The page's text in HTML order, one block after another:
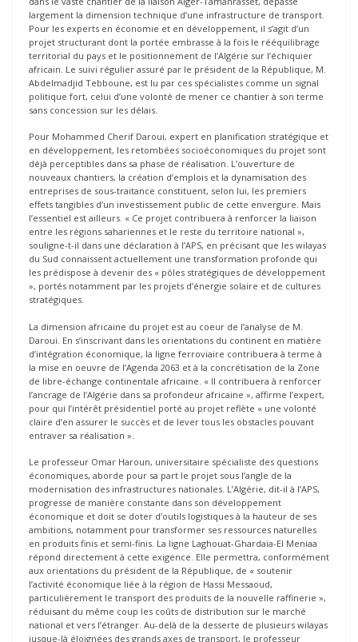
largement la dimension technique d’une infrastructure de transport.
Pour les experts en économie et en développement, il s’agit d’un
projet structurant dont la portée embrasse à la fois le rééquilibrage
territorial du pays et le positionnement de l’Algérie sur l’échiquier
africain. Le suivi régulier assuré par le président de la République, M.
Abdelmadjid Tebboune, est lu par ces spécialistes comme un signal
politique fort, celui d’une volonté de mener ce chantier à son terme
sans concession sur les délais.
Pour Mohammed Cherif Daroui, expert en planification stratégique et
en développement, les retombées socioéconomiques du projet sont
déjà perceptibles dans sa phase de réalisation. L’ouverture de
nouveaux chantiers, la création d’emplois et la dynamisation des
entreprises de sous-traitance constituent, selon lui, les premiers
effets tangibles d’un investissement public de cette envergure. Mais
l’essentiel est ailleurs. « Ce projet contribuera à renforcer la liaison
entre les régions sahariennes et le reste du territoire national »,
souligne-t-il dans une déclaration à l’APS, en précisant que les wilayas
du Sud connaissent actuellement une transformation profonde qui
les prédispose à devenir des « pôles stratégiques de développement
», portés notamment par les projets d’énergie solaire et de cultures
stratégiques.
La dimension africaine du projet est au coeur de l’analyse de M.
Daroui. En s’inscrivant dans les orientations du continent en matière
d’intégration économique, la ligne ferroviaire contribuera à terme à
la mise en oeuvre de l’Agenda 2063 et à la concrétisation de la Zone
de libre-échange continentale africaine. « Il contribuera à renforcer
l’ancrage de l’Algérie dans sa profondeur africaine », affirme l’expert,
pour qui l’intérêt présidentiel porté au projet reflète « une volonté
claire d’en assurer le succès et de lever tous les obstacles pouvant
entraver sa réalisation ».
Le professeur Omar Haroun, universitaire spécialiste des questions
économiques, aborde pour sa part le projet sous l’angle de la
modernisation des infrastructures nationales. L’Algérie, dit-il à l’APS,
progresse de manière constante dans son développement
économique et doit se doter d’outils logistiques à la hauteur de ses
ambitions, notamment pour transformer ses ressources naturelles
en produits finis et semi-finis. La ligne Laghouat-Ghardaïa-El Meniaa
répond directement à cette exigence. Elle permettra, conformément
aux orientations du président de la République, de « soutenir
l’activité économique liée à la région de Hassi Messaoud,
particulièrement le transport des produits de la nouvelle raffinerie »,
réduisant du même coup les coûts de distribution sur le marché
national et vers l’étranger. Au-delà de la desserte de plusieurs wilayas
jusque-là éloignées des grands axes de transport, le professeur